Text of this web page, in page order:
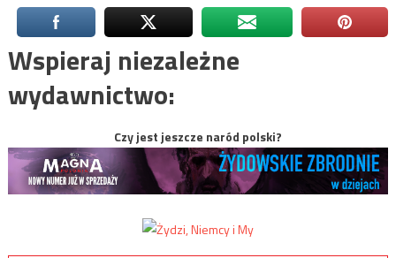
Wspieraj niezależne
wydawnictwo:
Czy jest jeszcze naród polski?